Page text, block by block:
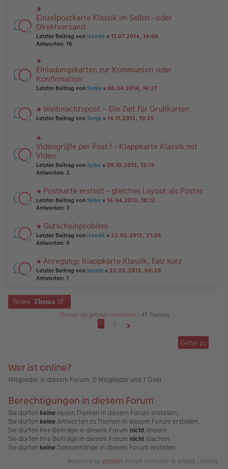
ei
tr
a
g
es
e
n
er
B
ei
a
g
u
n
g
el
es
e
er
B
ei
tr
a
rs
te
r
u
n
el
es
e
n
ei
tr
Einzelpostkarte Klassik im Selbst- oder
Direktversand
Letzter Beitrag von icke46 « 11.07.2014, 14:08
Antworten: 16
rs
te
r
u
g
el
es
n
er
B
ei
tr
a
Einladungskarten zur Kommunion oder
Konfirmation
Letzter Beitrag von Sonja « 08.04.2014, 14:27
rs
u
n
g
el
es
er
B
ei
a
g
Weihnachtspost – Die Zeit für Grußkarten
Letzter Beitrag von Sonja « 14.11.2013, 10:25
rs
te
r
u
n
el
es
e
B
ei
tr
g
Videogrüße per Post? - Klappkarte Klassik mit
Video
Letzter Beitrag von Sylke « 09.10.2013, 12:15
Antworten: 2
rs
te
n
g
el
e
n
er
tr
a
Postkarte erstellt - gleiches Layout als Poster
Letzter Beitrag von Sylke « 16.04.2013, 10:12
Antworten: 3
rs
te
n
g
el
e
n
er
Gutscheinproblem
Letzter Beitrag von icke46 « 22.02.2013, 21:05
Antworten: 9
rs
te
n
g
tr
a
g
Anregung: Klappkarte Klassik, Falz kurz
Letzter Beitrag von Jasmin « 22.02.2013, 04:20
Antworten: 1
Neues Thema
Themen als gelesen markieren • 47 Themen
1
2
Gehe zu
Wer ist online?
Mitglieder in diesem Forum: 0 Mitglieder und 1 Gast
Berechtigungen in diesem Forum
Sie dürfen keine neuen Themen in diesem Forum erstellen.
Sie dürfen keineAntworten zu Themen in diesem Forum erstellen.
Sie dürfen Ihre Beiträge in diesem Forum nicht ändern.
Sie dürfen Ihre Beiträge in diesem Forum nicht löschen.
Sie dürfen keine Dateianhänge in diesem Forum erstellen.
Powered by phpBB® Forum Software © phpBB Limited